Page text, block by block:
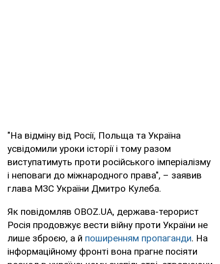
"На відміну від Росії, Польща та Україна
усвідомили уроки історії і тому разом
виступатимуть проти російського імперіалізму
і неповаги до міжнародного права", – заявив
глава МЗС України Дмитро Кулеба.
Як повідомляв OBOZ.UA, держава-терорист
Росія продовжує вести війну проти України не
лише зброєю, а й поширенням пропаганди. На
інформаційному фронті вона прагне посіяти